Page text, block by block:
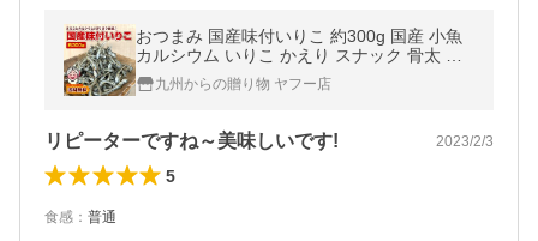
おつまみ 国産味付いりこ 約300g 国産 小魚
カルシウム いりこ かえり スナック 骨太 胡
麻 訳あり 送料無料 お取り寄せ ポイント利用
お菓子 イリコ F 爆買
九州からの贈り物 ヤフー店
リピーターですね～美味しいです! 2023/2/3
5
食感 ： 普通